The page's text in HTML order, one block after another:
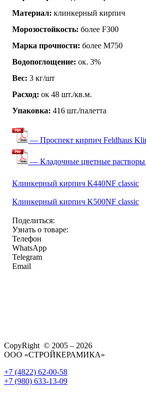
Материал: клинкерный кирпич
Морозостойкость: более F300
Марка прочности: более М750
Водопоглощение: ок. 3%
Вес: 3 кг/шт
Расход: ок 48 шт./кв.м.
Упаковка: 416 шт./палетта
— Проспект кирпич Feldhaus
— Кладочные цветные
Клинкерный кирпич K440NF classic
Клинкерный кирпич K500NF classic
Поделиться:
Узнать о товаре:
Телефон
WhatsApp
Telegram
Email
CopyRight © 2005 – 2026
ООО «СТРОЙКЕРАМИКА»
+7 (4822) 62-00-58
+7 (980) 633-13-09